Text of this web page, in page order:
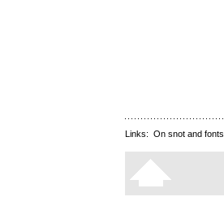
Links: On snot and fonts